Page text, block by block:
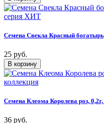
Семена Свекла Красный
25 руб.
Семена Клеома Королева роз,
36 руб.